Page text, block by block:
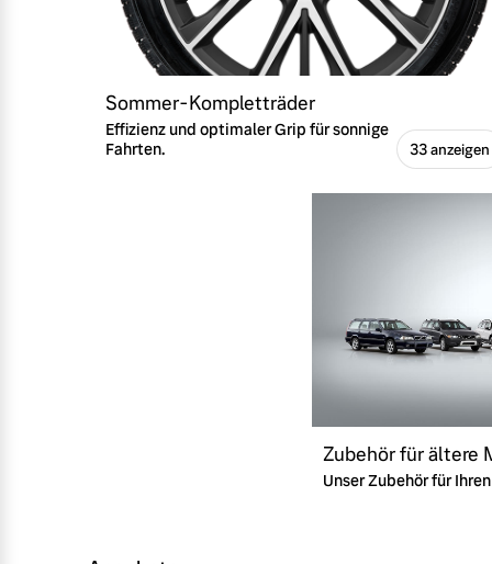
Sommer-Kompletträder
Effizienz und optimaler Grip für sonnige
Fahrten.
33 anzeigen
Zubehör für ältere
Unser Zubehör für